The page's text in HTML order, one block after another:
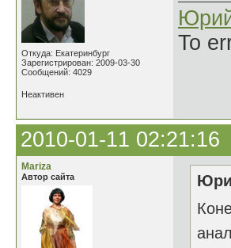
Откуда: Екатеринбург
Зарегистрирован: 2009-03-30
Сообщений: 4029
To
Неактивен
2010-01-11 02:21:16
Mariza
Автор сайта